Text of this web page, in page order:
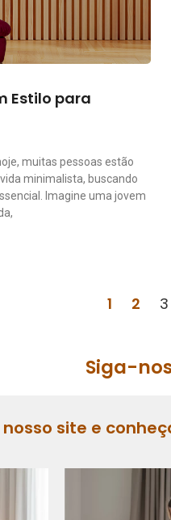
Estilo para
muitas pessoas estão
minimalista, buscando
Imagine uma jovem
1 2 3
Siga-
site e